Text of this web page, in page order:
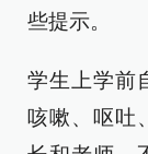
些提示。
学生上学前
咳嗽、呕吐